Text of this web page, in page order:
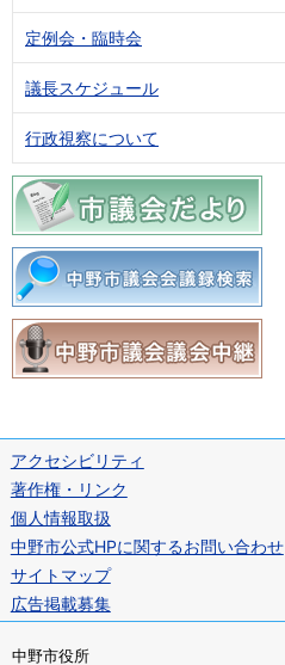
定例会・臨時会
議長スケジュール
行政視察について
アクセシビリティ
著作権・リンク
個人情報取扱
中野市公式HPに関するお問い合わせ
サイトマップ
広告掲載募集
中野市役所